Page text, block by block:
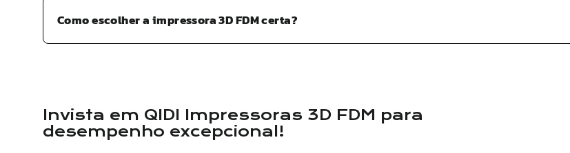
Como escolher a impressora 3D FDM certa?
Invista em QIDI
Impressoras 3D FDM para
desempenho excepcional!